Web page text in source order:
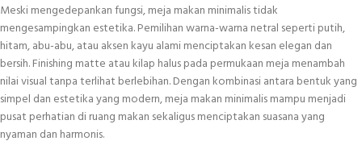
Meski mengedepankan fungsi, meja makan minimalis tidak
mengesampingkan estetika. Pemilihan warna-warna netral seperti putih,
hitam, abu-abu, atau aksen kayu alami menciptakan kesan elegan dan
bersih. Finishing matte atau kilap halus pada permukaan meja menambah
nilai visual tanpa terlihat berlebihan. Dengan kombinasi antara bentuk yang
simpel dan estetika yang modern, meja makan minimalis mampu menjadi
pusat perhatian di ruang makan sekaligus menciptakan suasana yang
nyaman dan harmonis.